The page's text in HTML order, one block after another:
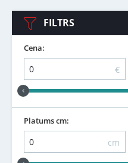
FILTRS
Cena:
€
Platums cm:
cm